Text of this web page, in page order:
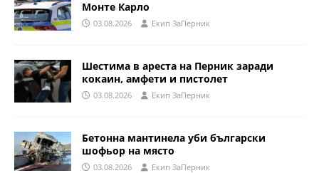
Монте Карло
03.08.2026 Eкип ЗаПерник
Шестима в ареста на Перник заради
кокаин, амфети и пистолет
03.08.2026 Eкип ЗаПерник
Бетонна мантинела уби български
шофьор на място
03.08.2026 Eкип ЗаПерник